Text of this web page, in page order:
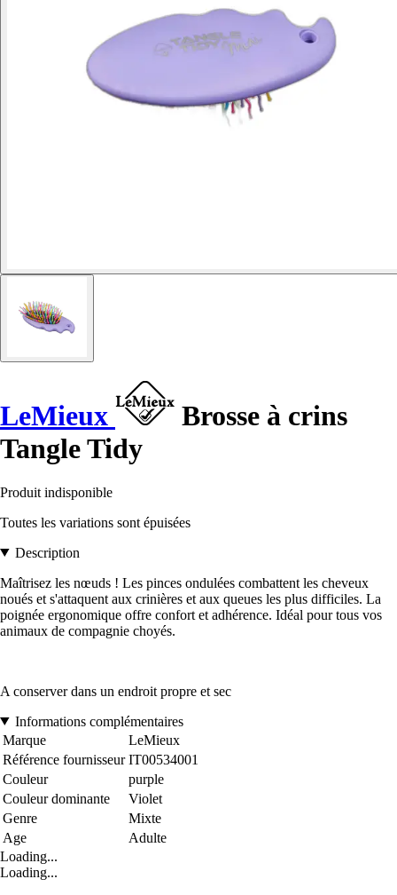
LeMieux
Brosse à crins
Tangle Tidy
Produit indisponible
Toutes les variations sont épuisées
Description
Maîtrisez les nœuds ! Les pinces ondulées combattent les cheveux
noués et s'attaquent aux crinières et aux queues les plus difficiles. La
poignée ergonomique offre confort et adhérence. Idéal pour tous vos
animaux de compagnie choyés.
A conserver dans un endroit propre et sec
Informations complémentaires
Marque
LeMieux
Référence fournisseur IT00534001
Couleur
purple
Couleur dominante
Violet
Genre
Mixte
Age
Adulte
Loading...
Loading...